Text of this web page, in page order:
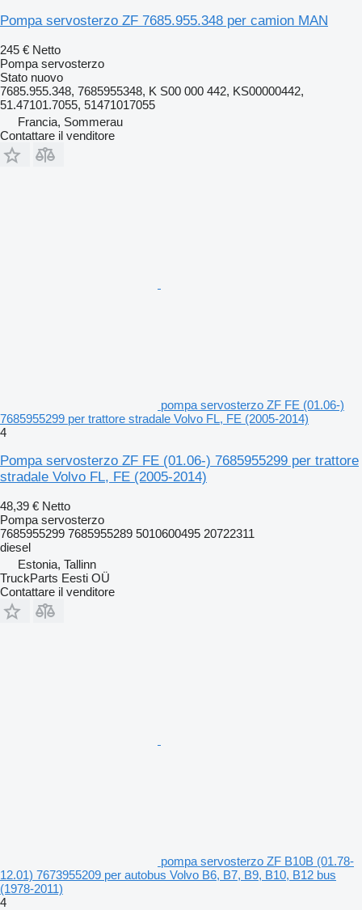
Pompa servosterzo ZF 7685.955.348 per camion MAN
245 € Netto
Pompa servosterzo
Stato nuovo
7685.955.348, 7685955348, K S00 000 442, KS00000442,
51.47101.7055, 51471017055
Francia, Sommerau
Contattare il venditore
pompa servosterzo ZF FE (01.06-)
7685955299 per trattore stradale Volvo FL, FE (2005-2014)
4
Pompa servosterzo ZF FE (01.06-) 7685955299 per trattore
stradale Volvo FL, FE (2005-2014)
48,39 € Netto
Pompa servosterzo
7685955299 7685955289 5010600495 20722311
diesel
Estonia, Tallinn
TruckParts Eesti OÜ
Contattare il venditore
pompa servosterzo ZF B10B (01.78-
12.01) 7673955209 per autobus Volvo B6, B7, B9, B10, B12 bus
(1978-2011)
4